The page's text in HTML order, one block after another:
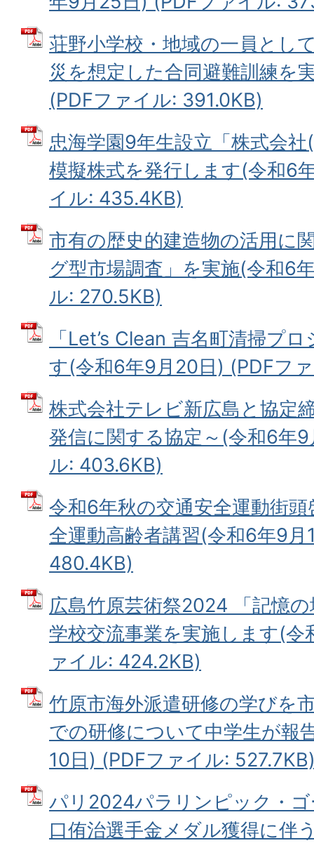
荘野小学校・地域の一員とし
災を想定した合同避難訓練を
(PDFファイル: 391.0KB)
忠海学園9年生設立「株式会
模擬株式を発行します(令和6
イル: 435.4KB)
市有の歴史的建造物の活用に
グ型市場調査」を実施(令和6
ル: 270.5KB)
「Let’s Clean 吉名町清掃プ
す(令和6年9月20日) (PDFフ
株式会社テレビ新広島と協定
発信に関する協定～(令和6年
ル: 403.6KB)
令和6年秋の交通安全運動街
全運動高齢者講習(令和6年9
480.4KB)
広島竹原芸術祭2024 「記憶
学校交流事業を実施します(
ァイル: 424.2KB)
竹原市海外派遣研修の学びを
での研修について中学生が報
10日) (PDFファイル:
パリ2024パラリンピック・
口侑治選手金メダル獲得に伴